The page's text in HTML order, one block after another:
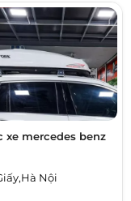
xe mercedes benz
Nội